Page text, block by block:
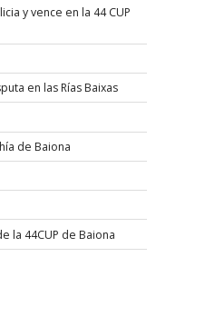
y vence en la 44 CUP
en las Rías Baixas
de Baiona
la 44CUP de Baiona